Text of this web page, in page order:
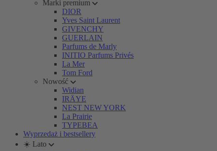
Marki premium
DIOR
Yves Saint Laurent
GIVENCHY
GUERLAIN
Parfums de Marly
INITIO Parfums Privés
La Mer
Tom Ford
Nowość
Widian
IRÄYE
NEST NEW YORK
La Prairie
TYPEBEA
Wyprzedaż i bestsellery
☀️ Lato